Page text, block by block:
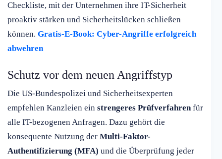
Checkliste, mit der Unternehmen ihre IT-Sicherheit
proaktiv stärken und Sicherheitslücken schließen
können. Gratis-E-Book: Cyber-Angriffe erfolgreich
abwehren
Schutz vor dem neuen Angriffstyp
Die US-Bundespolizei und Sicherheitsexperten
empfehlen Kanzleien ein strengeres Prüfverfahrenfür
alle IT-bezogenen Anfragen. Dazu gehört die
konsequente Nutzung der Multi-Faktor-
Authentifizierung (MFA) und die Überprüfung jeder